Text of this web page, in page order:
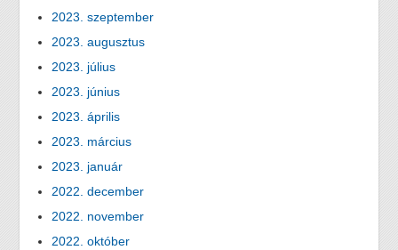
2023. szeptember
2023. augusztus
2023. július
2023. június
2023. április
2023. március
2023. január
2022. december
2022. november
2022. október